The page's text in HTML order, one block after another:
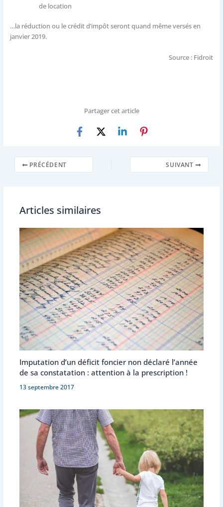
de location
…la réduction ou le crédit d’impôt seront quand même versés en
janvier 2019.
Source : Fidroit
Partager cet article
PRÉCÉDENT SUIVANT
Articles similaires
Imputation d’un déficit foncier non déclaré l’année
de sa constatation : attention à la prescription !
13 septembre 2017